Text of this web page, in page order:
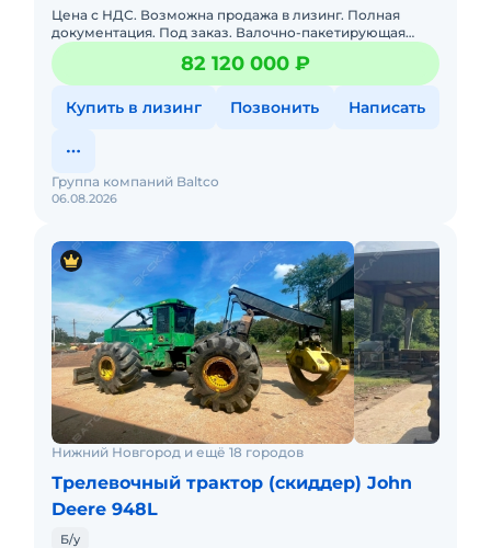
Цена с НДС. Возможна продажа в лизинг. Полная
документация. Под заказ. Валочно-пакетирующая
машина Tigercat X822E. Новая! Описание: Tigercat
X822E 2025 года
82 120 000 ₽
Купить в лизинг Позвонить Написать
06.08.2026
Группа компаний Baltco
Нижний Новгород и ещё 18 городов
Трелевочный трактор (скиддер) John
Deere 948L
Б/у